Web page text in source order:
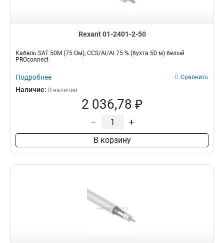
Rexant 01-2401-2-50
Кабель SAT 50M (75 Ом), CCS/Al/Al 75 % (бухта 50 м) белый
PROconnect
Подробнее Сравнить
Наличие: В наличии
2 036,78 ₽
– +
В корзину